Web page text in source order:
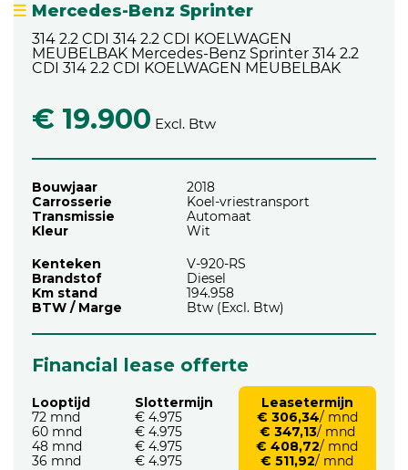
Mercedes-Benz Sprinter
314 2.2 CDI 314 2.2 CDI KOELWAGEN
MEUBELBAK Mercedes-Benz Sprinter 314 2.2
CDI 314 2.2 CDI KOELWAGEN MEUBELBAK
€ 19.900 Excl. Btw
Bouwjaar
2018
Carrosserie
Koel-vriestransport
Transmissie
Automaat
Kleur
Wit
Kenteken
V-920-RS
Brandstof
Diesel
Km stand
194.958
BTW / Marge
Btw (Excl. Btw)
Financial lease offerte
Looptijd
72 mnd
60 mnd
48 mnd
36 mnd
Slottermijn
€ 4.975
€ 4.975
€ 4.975
€ 4.975
Leasetermijn
€ 306,34/ mnd
€ 347,13/ mnd
€ 408,72/ mnd
€ 511,92/ mnd